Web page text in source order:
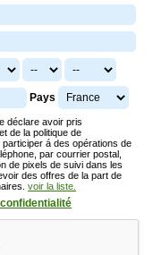
Pays
déclare avoir pris
de
á des opérations de
de pixels de suivi dans les
des offres de la part de
voir la liste.
40 points
25 points
10 points